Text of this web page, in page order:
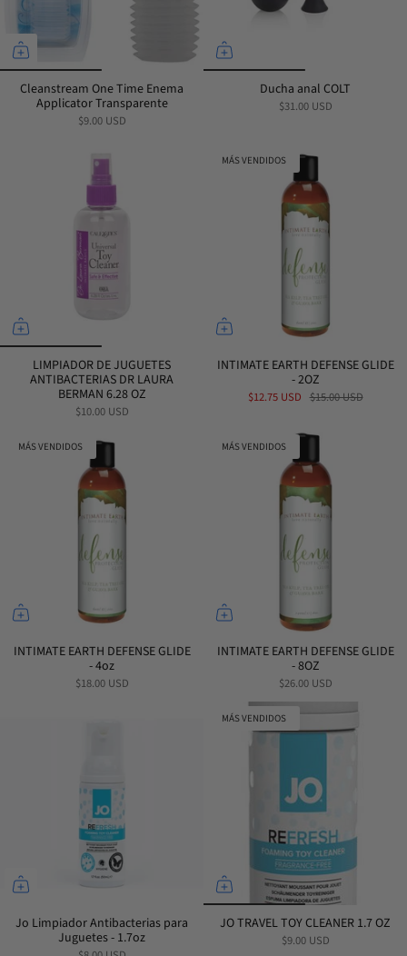
Cleanstream One Time Enema
Applicator Transparente
$9.00 USD
Ducha anal COLT
$31.00 USD
LIMPIADOR DE JUGUETES
ANTIBACTERIAS DR LAURA
BERMAN 6.28 OZ
$10.00 USD
MÁS VENDIDOS
INTIMATE EARTH DEFENSE GLIDE
- 2OZ
$12.75 USD $15.00 USD
MÁS VENDIDOS
INTIMATE EARTH DEFENSE GLIDE
- 4oz
$18.00 USD
MÁS VENDIDOS
INTIMATE EARTH DEFENSE GLIDE
- 8OZ
$26.00 USD
Jo Limpiador Antibacterias para
Juguetes - 1.7oz
MÁS VENDIDOS
JO TRAVEL TOY CLEANER 1.7 OZ
$9.00 USD